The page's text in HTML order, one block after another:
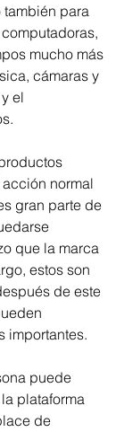
para
mucho más
cámaras y
el
normal
gran parte de
que la marca
estos son
de este
importantes.
puede
plataforma
de